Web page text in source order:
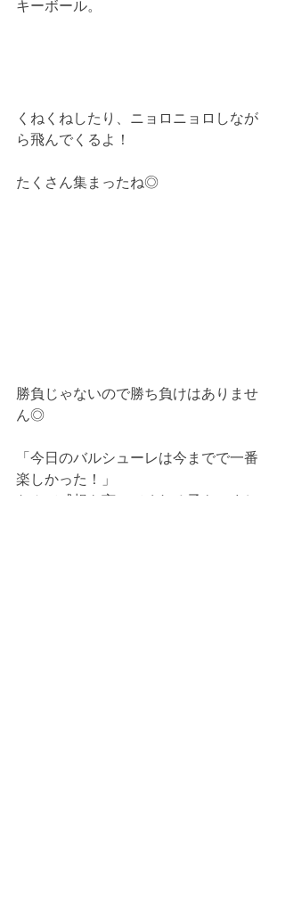
キーボール。
くねくねしたり、ニョロニョロしなが
ら飛んでくるよ！
たくさん集まったね◎
勝負じゃないので勝ち負けはありませ
ん◎
「今日のバルシューレは今までで一番
楽しかった！」
なんて感想を言ってくれる子もいまし